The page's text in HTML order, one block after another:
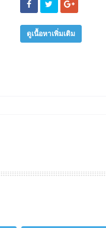
ดูเนื้อหาเพิ่มเติม